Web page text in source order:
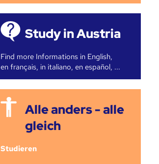
Study in Austria
Find more Informations in English,
en français, in italiano, en español, ...
Alle anders - alle
gleich
Studieren